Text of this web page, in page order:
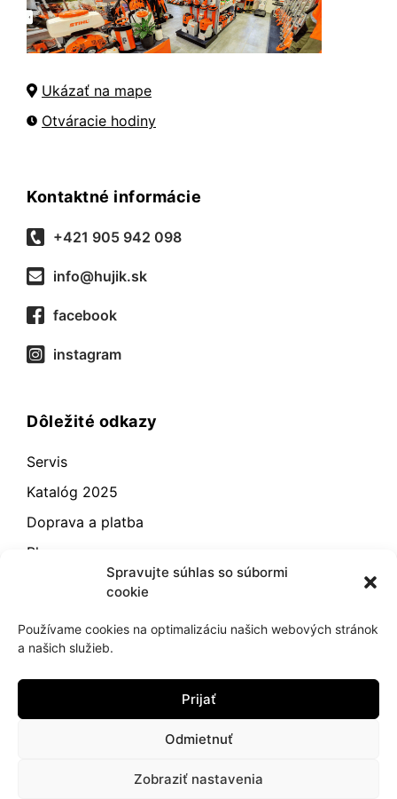
Spravujte súhlas so súbormi
cookie
Používame cookies na optimalizáciu našich webových stránok
a našich služieb.
Prijať
Odmietnuť
Zobraziť nastavenia
Ukázať na mape
Otváracie hodiny
Kontaktné informácie
+421 905 942 098
info@hujik.sk
facebook
instagram
Dôležité odkazy
Servis
Katalóg 2025
Doprava a platba
Blog
Odstúpenie od zmluvy
Zásady používania súborov cookie (EÚ)